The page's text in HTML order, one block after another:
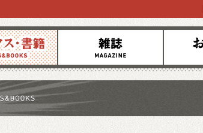
雑誌 お知らせ